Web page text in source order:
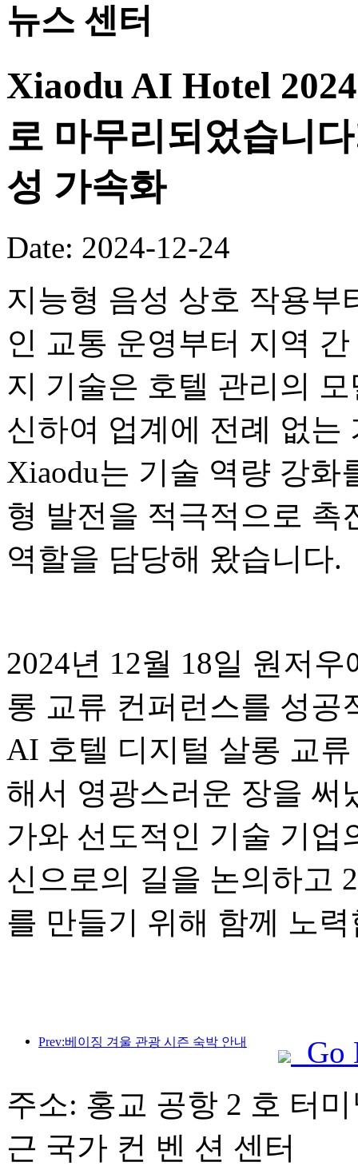
뉴스 센터
Xiaodu AI Hotel
로 마무리되었습니
성 가속화
Date: 2024-12-24
지능형 음성 상호 작용부
인 교통 운영부터 지역
지 기술은 호텔 관리의
신하여 업계에 전례 없는
Xiaodu는 기술 역량 강
형 발전을 적극적으로 촉
역할을 담당해 왔습니다.
2024년 12월 18일 원저
롱 교류 컨퍼런스를 성공
AI 호텔 디지털 살롱 교
해서 영광스러운 장을 써
가와 선도적인 기술 기업
신으로의 길을 논의하고
를 만들기 위해 함께 노
Prev:베이징 겨울 관광 시즌 숙박 안내
Go
주소: 홍교 공항 2 호 터
근 국가 컨 벤 션 센터